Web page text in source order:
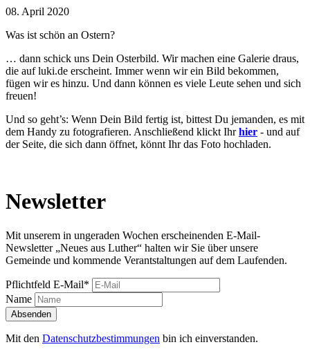
08. April 2020
Was ist schön an Ostern?
… dann schick uns Dein Osterbild. Wir machen eine Galerie draus,
die auf luki.de erscheint. Immer wenn wir ein Bild bekommen,
fügen wir es hinzu. Und dann können es viele Leute sehen und sich
freuen!
Und so geht’s: Wenn Dein Bild fertig ist, bittest Du jemanden, es mit
dem Handy zu fotografieren. Anschließend klickt Ihrhier - und auf
der Seite, die sich dann öffnet, könnt Ihr das Foto hochladen.
Newsletter
Mit unserem in ungeraden Wochen erscheinenden E-Mail-
Newsletter „Neues aus Luther“ halten wir Sie über unsere
Gemeinde und kommende Verantstaltungen auf dem Laufenden.
Pflichtfeld E-Mail*
Name
Absenden
Mit den Datenschutzbestimmungen bin ich einverstanden.